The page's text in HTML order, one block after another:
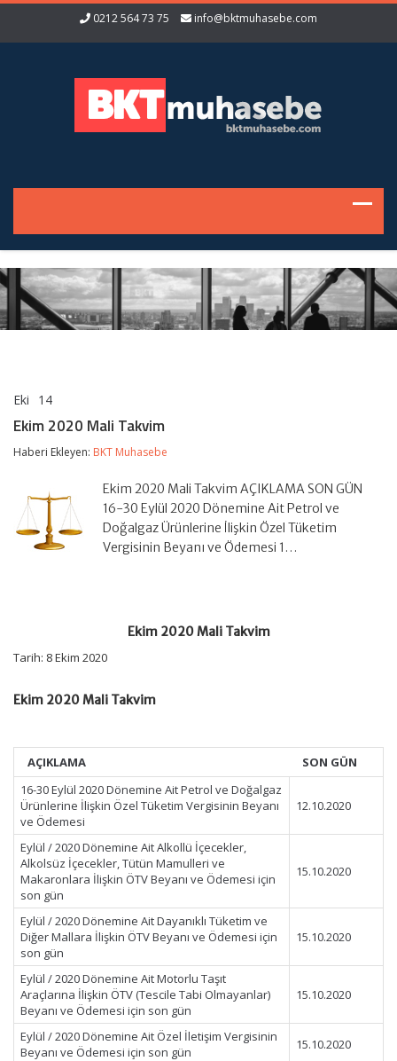
0212 564 73 75 info@bktmuhasebe.com
Eki 14
Mali
Takvim
için
Ekim 2020 Mali Takvim
Haberi Ekleyen: BKT Muhasebe
Ekim 2020 Mali Takvim AÇIKLAMA SON GÜN
16-30 Eylül 2020 Dönemine Ait Petrol ve
Doğalgaz Ürünlerine İlişkin Özel Tüketim
Vergisinin Beyanı ve Ödemesi 1…
Ekim 2020 Mali Takvim
Tarih: 8 Ekim 2020
Ekim 2020 Mali Takvim
AÇIKLAMA
SON GÜN
16-30 Eylül 2020 Dönemine Ait Petrol ve Doğalgaz
Ürünlerine İlişkin Özel Tüketim Vergisinin Beyanı
ve Ödemesi
12.10.2020
Eylül / 2020 Dönemine Ait Alkollü İçecekler,
Alkolsüz İçecekler, Tütün Mamulleri ve
Makaronlara İlişkin ÖTV Beyanı ve Ödemesi için
son gün
15.10.2020
Eylül / 2020 Dönemine Ait Dayanıklı Tüketim ve
Diğer Mallara İlişkin ÖTV Beyanı ve Ödemesi için
son gün
15.10.2020
Eylül / 2020 Dönemine Ait Motorlu Taşıt
Araçlarına İlişkin ÖTV (Tescile Tabi Olmayanlar)
Beyanı ve Ödemesi için son gün
15.10.2020
Eylül / 2020 Dönemine Ait Özel İletişim Vergisinin
Beyanı ve Ödemesi için son gün
15.10.2020